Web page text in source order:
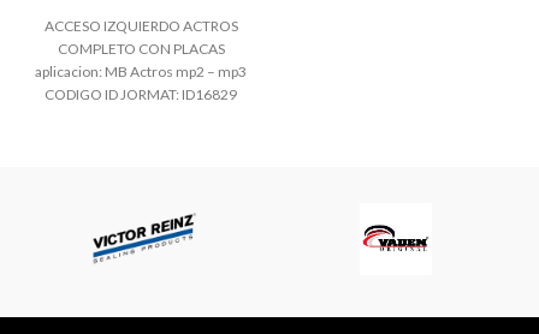
ACCESO IZQUIERDO ACTROS
COMPLETO CON PLACAS
aplicacion: MB Actros mp2 – mp3
CODIGO ID JORMAT: ID16829